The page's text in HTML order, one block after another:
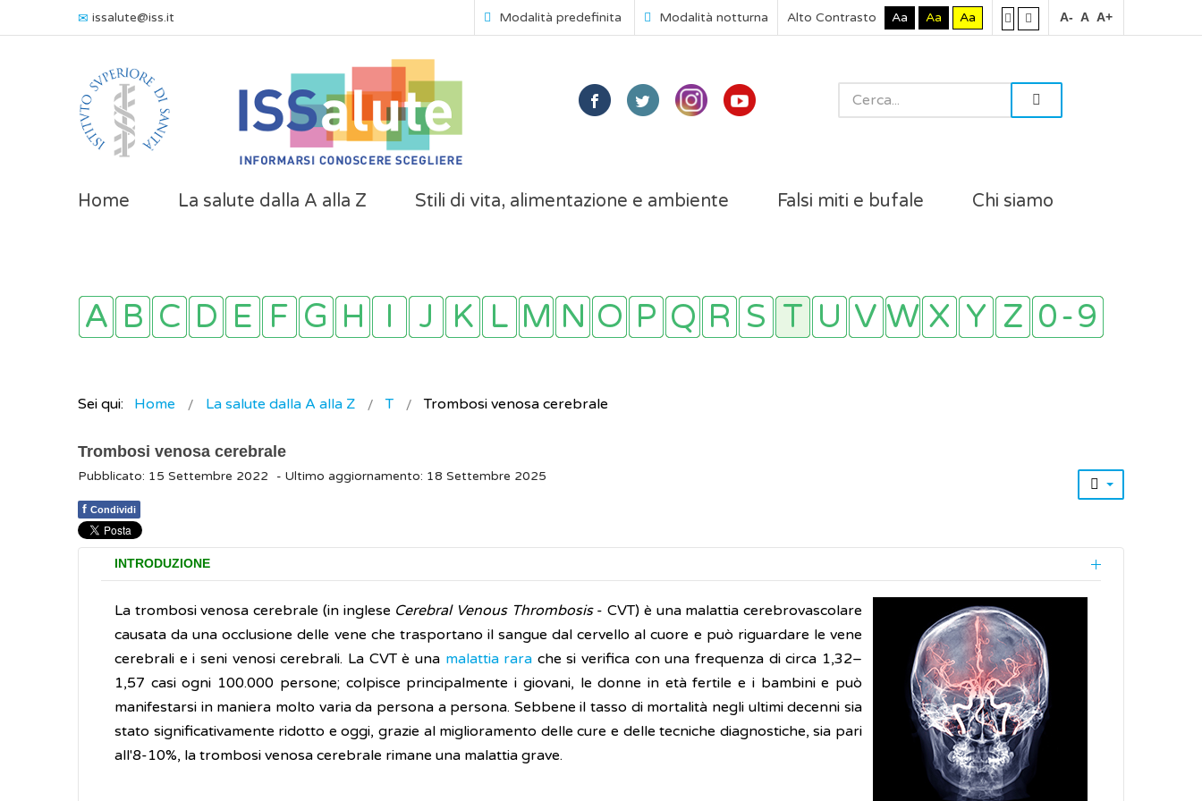
issalute@iss.it Modalità predefinita Modalità notturna Alto Contrasto Aa Aa Aa A- A A+
Home La salute dalla A alla Z Stili di vita, alimentazione e ambiente Falsi miti e bufale Chi siamo
Sei qui: Home La salute dalla A alla Z T Trombosi venosa cerebrale
Trombosi venosa cerebrale
Pubblicato: 15 Settembre 2022 - Ultimo aggiornamento: 18 Settembre 2025
f Condividi
INTRODUZIONE
La trombosi venosa cerebrale (in inglese Cerebral Venous Thrombosis- CVT) è una malattia cerebrovascolare
causata da una occlusione delle vene che trasportano il sangue dal cervello al cuore e può riguardare le vene
cerebrali e i seni venosi cerebrali. La CVT è una malattia rara che si verifica con una frequenza di circa 1,32–
1,57 casi ogni 100.000 persone; colpisce principalmente i giovani, le donne in età fertile e i bambini e può
manifestarsi in maniera molto varia da persona a persona. Sebbene il tasso di mortalità negli ultimi decenni sia
stato significativamente ridotto e oggi, grazie al miglioramento delle cure e delle tecniche diagnostiche, sia pari
all'8-10%, la trombosi venosa cerebrale rimane una malattia grave.